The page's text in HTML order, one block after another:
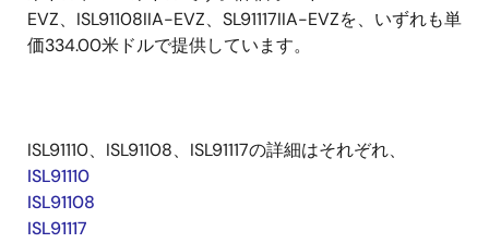
EVZ、ISL91108IIA-EVZ、SL91117IIA-EVZを、いずれも単
価334.00米ドルで提供しています。
ISL91110、ISL91108、ISL91117の詳細はそれぞれ、
ISL91110
ISL91108
ISL91117